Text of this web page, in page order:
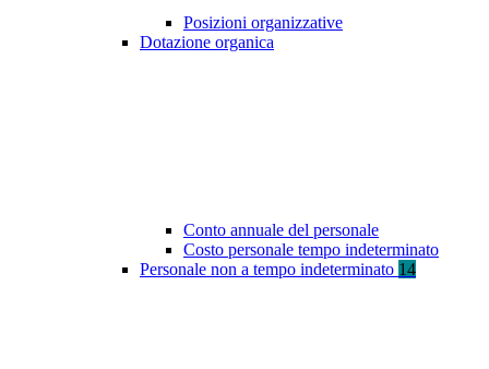
Posizioni organizzative
Dotazione organica
Conto annuale del personale
Costo personale tempo indeterminato
Personale non a tempo indeterminato 14